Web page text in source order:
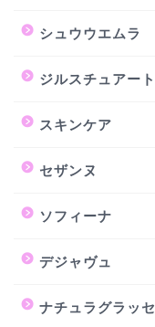
シュウウエムラ
ジルスチュアート
スキンケア
セザンヌ
ソフィーナ
デジャヴュ
ナチュラグラッセ